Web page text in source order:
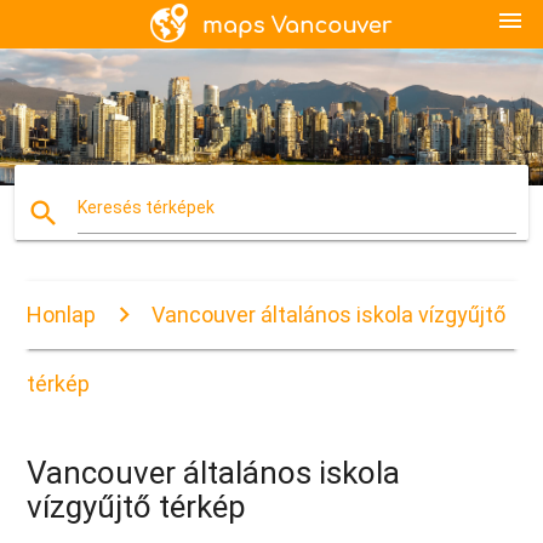
menu
search Keresés térképek
Honlap Vancouver általános iskola vízgyűjtő
térkép
Vancouver általános iskola
vízgyűjtő térkép